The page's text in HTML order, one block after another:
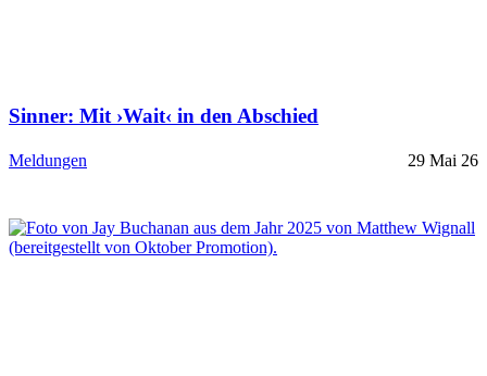
Sinner: Mit ›Wait‹ in den Abschied
Meldungen 29 Mai 26